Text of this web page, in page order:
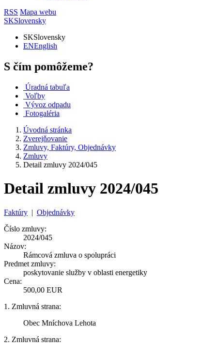
RSS Mapa webu
SKSlovensky
SKSlovensky
ENEnglish
S čím pomôžeme?
Úradná tabuľa
Voľby
Vývoz odpadu
Fotogaléria
Úvodná stránka
Zverejňovanie
Zmluvy, Faktúry, Objednávky
Zmluvy
Detail zmluvy 2024/045
Detail zmluvy 2024/045
Faktúry | Objednávky
Číslo zmluvy:
2024/045
Názov:
Rámcová zmluva o spolupráci
Predmet zmluvy:
poskytovanie služby v oblasti energetiky
Cena:
500,00 EUR
1. Zmluvná strana:
Obec Mníchova Lehota
2. Zmluvná strana: